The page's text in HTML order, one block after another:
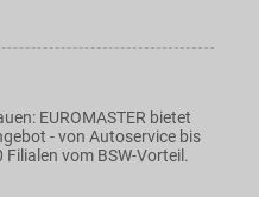
EUROMASTER bietet
- von Autoservice bis
vom BSW-Vorteil.